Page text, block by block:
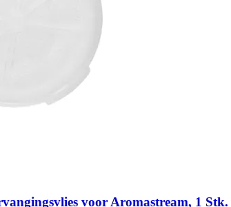
voor Aromastream, 1 Stk.